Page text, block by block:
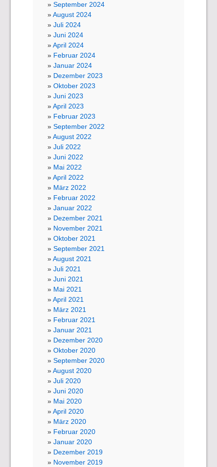
September 2024
August 2024
Juli 2024
Juni 2024
April 2024
Februar 2024
Januar 2024
Dezember 2023
Oktober 2023
Juni 2023
April 2023
Februar 2023
September 2022
August 2022
Juli 2022
Juni 2022
Mai 2022
April 2022
März 2022
Februar 2022
Januar 2022
Dezember 2021
November 2021
Oktober 2021
September 2021
August 2021
Juli 2021
Juni 2021
Mai 2021
April 2021
März 2021
Februar 2021
Januar 2021
Dezember 2020
Oktober 2020
September 2020
August 2020
Juli 2020
Juni 2020
Mai 2020
April 2020
März 2020
Februar 2020
Januar 2020
Dezember 2019
November 2019